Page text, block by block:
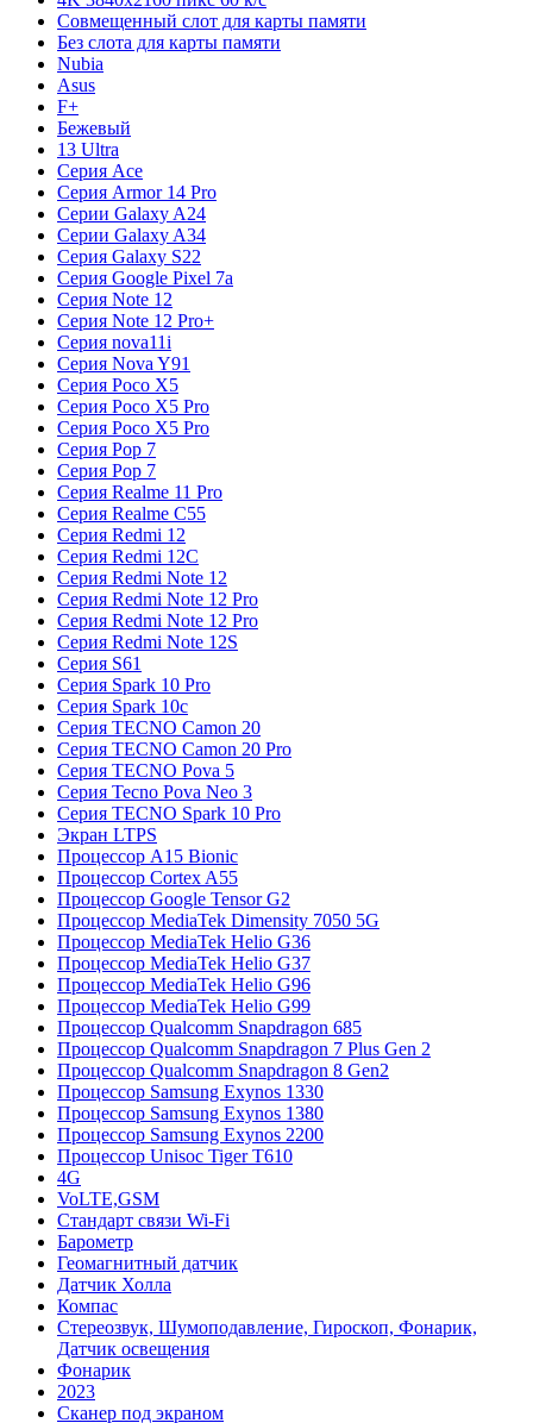
Совмещенный слот для карты памяти
Без слота для карты памяти
Nubia
Asus
F+
Бежевый
13 Ultra
Серия Ace
Серия Armor 14 Pro
Серии Galaxy A24
Серии Galaxy A34
Серия Galaxy S22
Серия Google Pixel 7a
Серия Note 12
Серия Note 12 Pro+
Серия nova11i
Серия Nova Y91
Серия Poco X5
Серия Poco X5 Pro
Серия Poco X5 Pro
Серия Pop 7
Серия Pop 7
Серия Realme 11 Pro
Серия Realme C55
Серия Redmi 12
Серия Redmi 12C
Серия Redmi Note 12
Серия Redmi Note 12 Pro
Серия Redmi Note 12 Pro
Серия Redmi Note 12S
Серия S61
Серия Spark 10 Pro
Серия Spark 10c
Серия TECNO Camon 20
Серия TECNO Camon 20 Pro
Серия TECNO Pova 5
Серия Tecno Pova Neo 3
Серия TECNO Spark 10 Pro
Экран LTPS
Процессор A15 Bionic
Процессор Cortex A55
Процессор Google Tensor G2
Процессор MediaTek Dimensity 7050 5G
Процессор MediaTek Helio G36
Процессор MediaTek Helio G37
Процессор MediaTek Helio G96
Процессор MediaTek Helio G99
Процессор Qualcomm Snapdragon 685
Процессор Qualcomm Snapdragon 7 Plus Gen 2
Процессор Qualcomm Snapdragon 8 Gen2
Процессор Samsung Exynos 1330
Процессор Samsung Exynos 1380
Процессор Samsung Exynos 2200
Процессор Unisoc Tiger T610
4G
VoLTE,GSM
Cтандарт связи Wi-Fi
Барометр
Геомагнитный датчик
Датчик Холла
Компас
Стереозвук, Шумоподавление, Гироскоп, Фонарик,
Датчик освещения
Фонарик
2023
Сканер под экраном